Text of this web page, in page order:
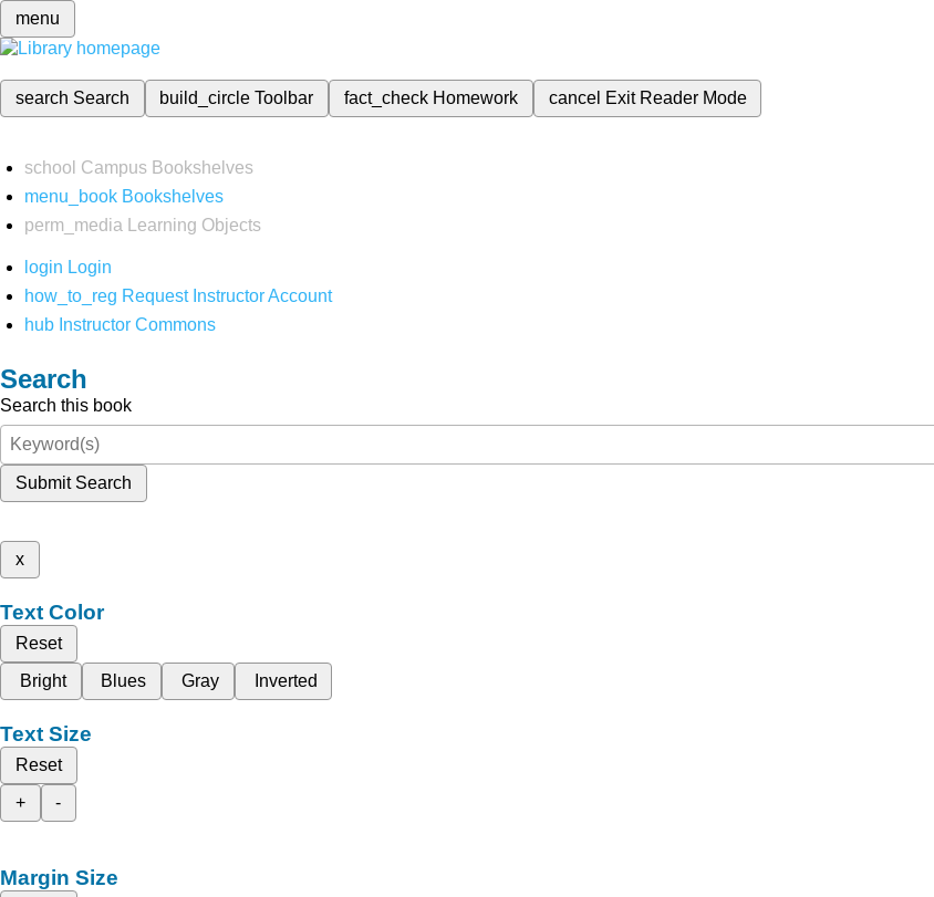
menu
search Search build_circleToolbar fact_check Homework cancel Exit Reader Mode
school Campus Bookshelves
menu_book Bookshelves
perm_media
Learning Objects
login Login
how_to_reg Request Instructor Account
hub Instructor Commons
Search
Search this book
Submit Search
x
Text Color
Reset
Bright
Blues Gray Inverted
Text Size
Reset
+
-
Margin Size